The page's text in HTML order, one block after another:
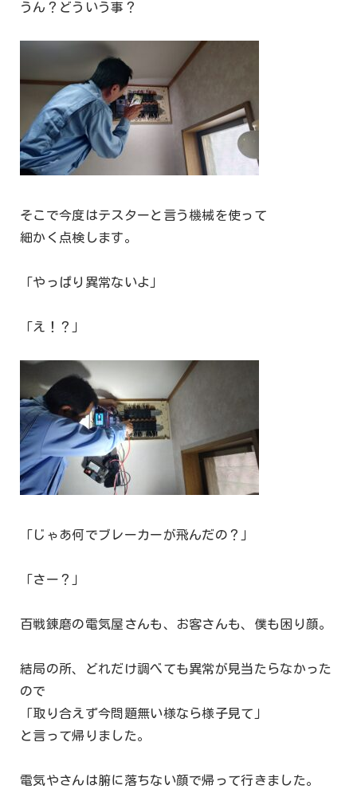
うん？どういう事？
そこで今度はテスターと言う機械を使って
細かく点検します。
「やっぱり異常ないよ」
「え！？」
「じゃあ何でブレーカーが飛んだの？」
「さー？」
百戦錬磨の電気屋さんも、お客さんも、僕も困り顔。
結局の所、どれだけ調べても異常が見当たらなかった
ので
「取り合えず今問題無い様なら様子見て」
と言って帰りました。
電気やさんは腑に落ちない顔で帰って行きました。